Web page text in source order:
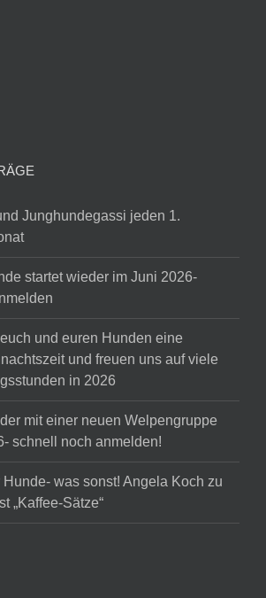
Junghundegassi jeden 1.
startet wieder im Juni 2026-
und euren Hunden eine
und freuen uns auf viele
in 2026
mit einer neuen Welpengruppe
schnell noch anmelden!
was sonst! Angela Koch zu
„Kaffee-Sätze“